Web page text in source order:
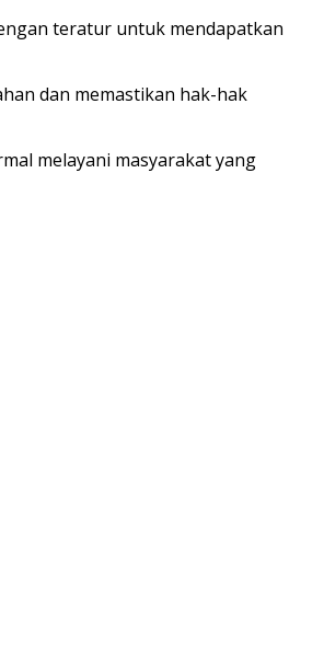
teratur untuk mendapatkan
dan memastikan hak-hak
melayani masyarakat yang